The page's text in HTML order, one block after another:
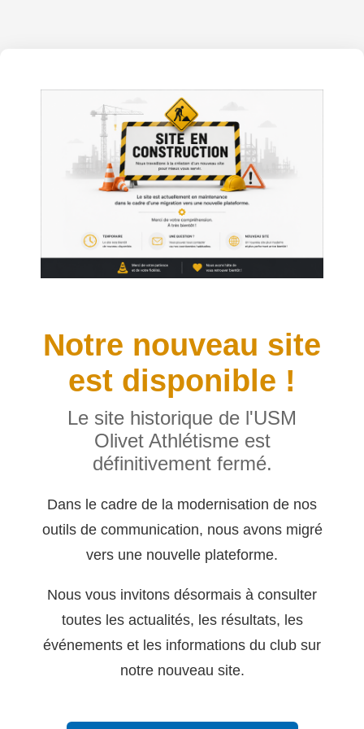
Notre nouveau site
est disponible !
Le site historique de l'USM
Olivet Athlétisme est
définitivement fermé.
Dans le cadre de la modernisation de nos
outils de communication, nous avons migré
vers une nouvelle plateforme.
Nous vous invitons désormais à consulter
toutes les actualités, les résultats, les
événements et les informations du club sur
notre nouveau site.